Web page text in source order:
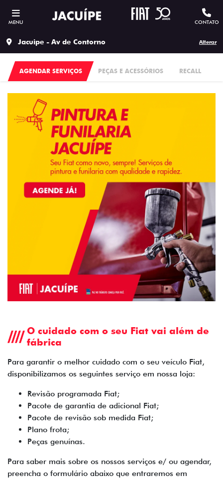
MENU CONTATO
Jacuipe - Av de Contorno Alterar
AGENDAR SERVIÇOS PEÇAS E ACESSÓRIOS RECALL
O cuidado com o seu Fiat vai além de
fábrica
Para garantir o melhor cuidado com o seu veículo Fiat,
disponibilizamos os seguintes serviço em nossa loja:
Revisão programada Fiat;
Pacote de garantia de adicional Fiat;
Pacote de revisão sob medida Fiat;
Plano frota;
Peças genuínas.
Para saber mais sobre os nossos serviços e/ ou agendar,
preencha o formulário abaixo que entraremos em